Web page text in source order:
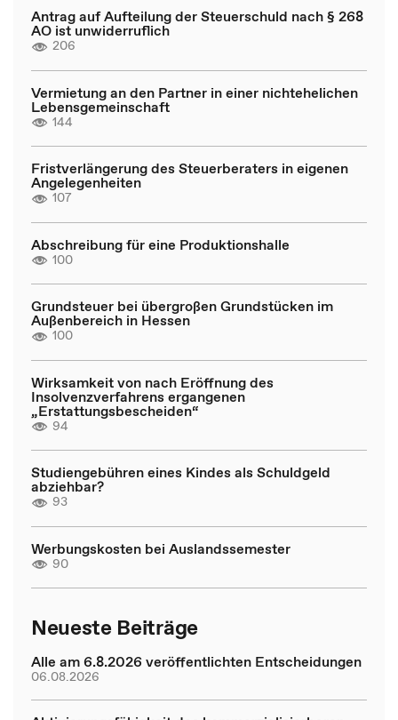
Antrag auf Aufteilung der Steuerschuld nach § 268
AO ist unwiderruflich
206
Vermietung an den Partner in einer nichtehelichen
Lebensgemeinschaft
144
Fristverlängerung des Steuerberaters in eigenen
Angelegenheiten
107
Abschreibung für eine Produktionshalle
100
Grundsteuer bei übergroßen Grundstücken im
Außenbereich in Hessen
100
Wirksamkeit von nach Eröffnung des
Insolvenzverfahrens ergangenen
„Erstattungsbescheiden“
94
Studiengebühren eines Kindes als Schuldgeld
abziehbar?
93
Werbungskosten bei Auslandssemester
90
Neueste Beiträge
Alle am 6.8.2026 veröffentlichten Entscheidungen
06.08.2026